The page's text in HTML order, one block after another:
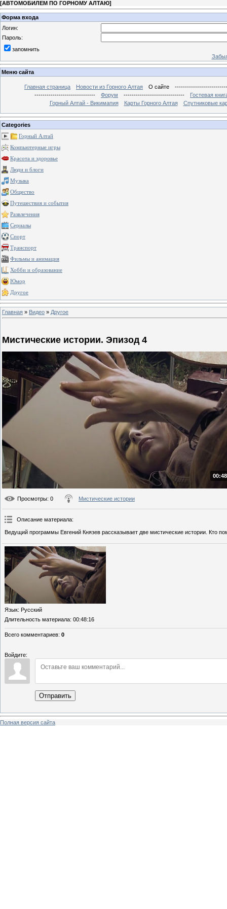
[АВТОМОБИЛЕМ ПО ГОРНОМУ АЛТАЮ]
Форма входа
Логин:
Пароль:
запомнить
Меню сайта
Главная страница Новости из Горного Алтая О сайте
------------------------------
Форум ------------------------------
Гостевая
Горный Алтай - Викимапия
Карты Горного Алтая Спутниковые
Categories
Горный Алтай
Компьютерные игры
Красота и здоровье
Люди и блоги
Музыка
Общество
Путешествия и события
Развлечения
Сериалы
Спорт
Транспорт
Фильмы и анимация
Хобби и образование
Юмор
Другое
Главная » Видео » Другое
Мистические истории. Эпизод 4
Просмотры: 0 Мистические истории
Описание материала:
Ведущий программы Евгений Князев рассказывает две мистические истории. Кто
Язык: Русский
Длительность материала: 00:48:16
Всего комментариев: 0
Войдите:
Отправить
Полная версия сайта